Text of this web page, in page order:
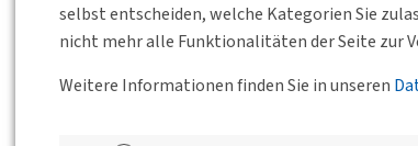
selbst entscheiden, welche Kategorien Sie
nicht mehr alle Funktionalitäten der Seite zur
Weitere Informationen finden Sie in unseren